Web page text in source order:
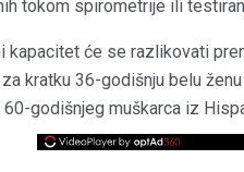
tokom spirometrije ili
kapacitet će se razlikovati
kratku 36-godišnju belu
godišnjeg muškarca iz